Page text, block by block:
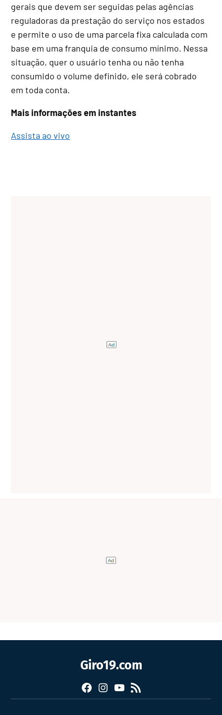
gerais que devem ser seguidas pelas agências
reguladoras da prestação do serviço nos estados
e permite o uso de uma parcela fixa calculada com
base em uma franquia de consumo mínimo. Nessa
situação, quer o usuário tenha ou não tenha
consumido o volume definido, ele será cobrado
em toda conta.
Mais informações em instantes
Assista ao vivo
Giro19.com
FacebookInstagram
YouTube
RSS